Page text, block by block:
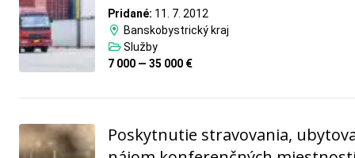
Pridané: 11. 7. 2012
Banskobystrický kraj
Služby
7 000 — 35 000 €
Poskytnutie stravovania,